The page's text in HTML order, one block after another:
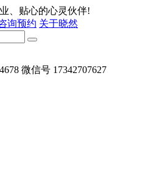
、贴心的心灵伙伴!
询预约 关于晓然
微信号 17342707627